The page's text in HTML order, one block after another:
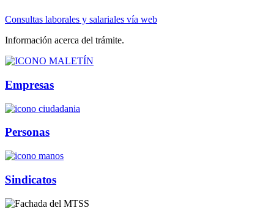
Consultas laborales y salariales vía web
Información acerca del trámite.
Empresas
Personas
Sindicatos